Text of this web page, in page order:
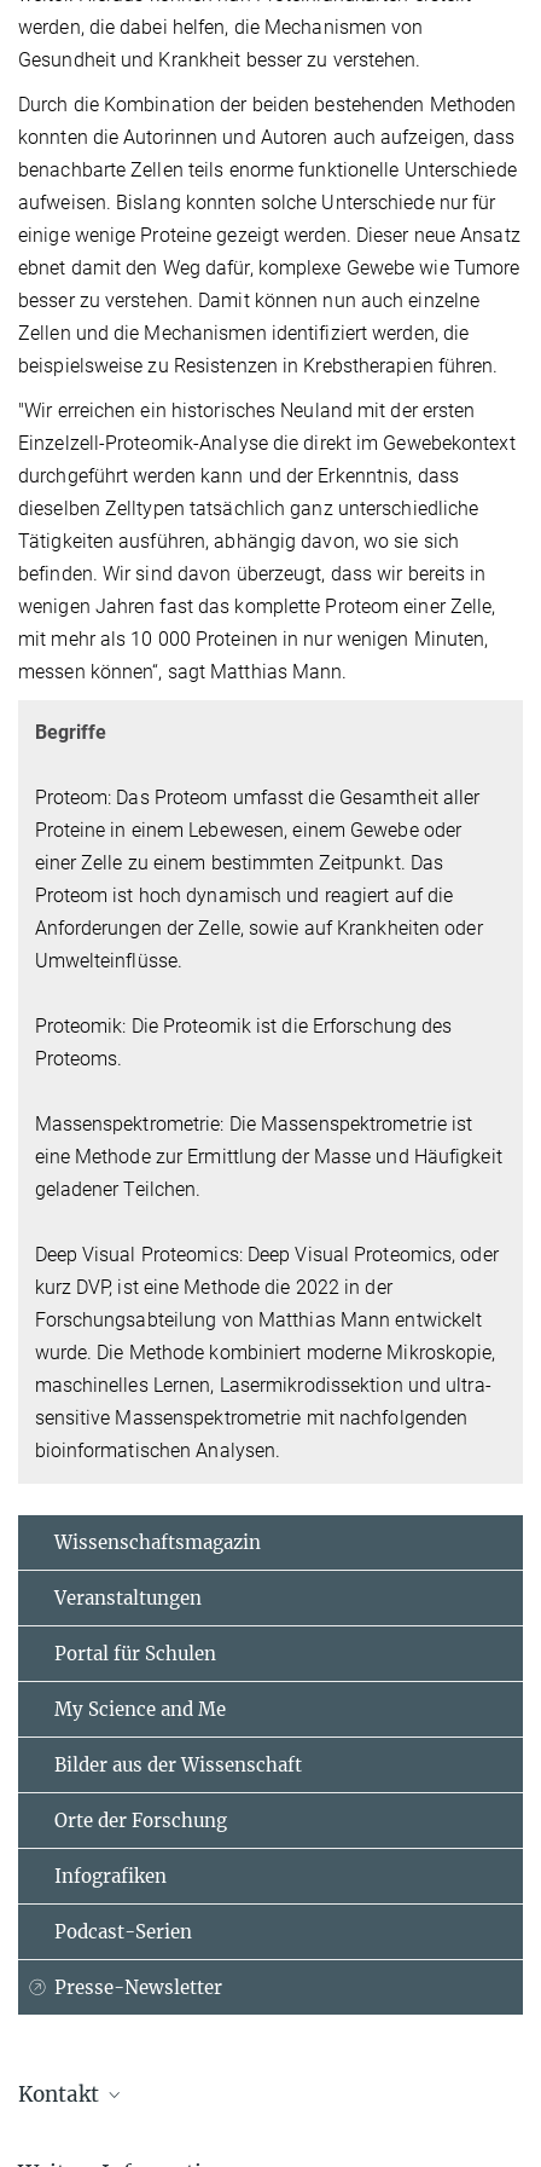
werden, die dabei helfen, die Mechanismen von
Gesundheit und Krankheit besser zu verstehen.
Durch die Kombination der beiden bestehenden Methoden
konnten die Autorinnen und Autoren auch aufzeigen, dass
benachbarte Zellen teils enorme funktionelle Unterschiede
aufweisen. Bislang konnten solche Unterschiede nur für
einige wenige Proteine gezeigt werden. Dieser neue Ansatz
ebnet damit den Weg dafür, komplexe Gewebe wie Tumore
besser zu verstehen. Damit können nun auch einzelne
Zellen und die Mechanismen identifiziert werden, die
beispielsweise zu Resistenzen in Krebstherapien führen.
"Wir erreichen ein historisches Neuland mit der ersten
Einzelzell-Proteomik-Analyse die direkt im Gewebekontext
durchgeführt werden kann und der Erkenntnis, dass
dieselben Zelltypen tatsächlich ganz unterschiedliche
Tätigkeiten ausführen, abhängig davon, wo sie sich
befinden. Wir sind davon überzeugt, dass wir bereits in
wenigen Jahren fast das komplette Proteom einer Zelle,
mit mehr als 10 000 Proteinen in nur wenigen Minuten,
messen können“, sagt Matthias Mann.
Begriffe
Proteom: Das Proteom umfasst die Gesamtheit aller
Proteine in einem Lebewesen, einem Gewebe oder
einer Zelle zu einem bestimmten Zeitpunkt. Das
Proteom ist hoch dynamisch und reagiert auf die
Anforderungen der Zelle, sowie auf Krankheiten oder
Umwelteinflüsse.
Proteomik: Die Proteomik ist die Erforschung des
Proteoms.
Massenspektrometrie: Die Massenspektrometrie ist
eine Methode zur Ermittlung der Masse und Häufigkeit
geladener Teilchen.
Deep Visual Proteomics: Deep Visual Proteomics, oder
kurz DVP, ist eine Methode die 2022 in der
Forschungsabteilung von Matthias Mann entwickelt
wurde. Die Methode kombiniert moderne Mikroskopie,
maschinelles Lernen, Lasermikrodissektion und ultra-
sensitive Massenspektrometrie mit nachfolgenden
bioinformatischen Analysen.
Wissenschaftsmagazin
Veranstaltungen
Portal für Schulen
My Science and Me
Bilder aus der Wissenschaft
Orte der Forschung
Infografiken
Podcast-Serien
Presse-Newsletter
Kontakt